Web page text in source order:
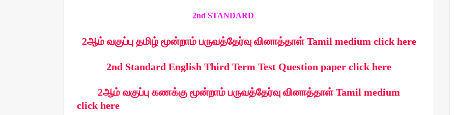
2nd STANDARD
2ஆம் வகுப்பு தமிழ் மூன்றாம் பருவத்தேர்வு வினாத்தாள் Tamil medium click here
2nd Standard English Third Term Test Question paper click here
2ஆம் வகுப்பு கணக்கு மூன்றாம் பருவத்தேர்வு வினாத்தாள் Tamil medium
click here